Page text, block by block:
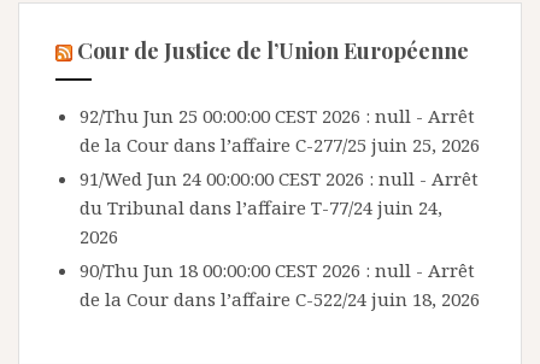
Cour de Justice de l’Union Européenne
92/Thu Jun 25 00:00:00 CEST 2026 : null - Arrêt
de la Cour dans l’affaire C-277/25 juin 25, 2026
91/Wed Jun 24 00:00:00 CEST 2026 : null - Arrêt
du Tribunal dans l’affaire T-77/24 juin 24,
2026
90/Thu Jun 18 00:00:00 CEST 2026 : null - Arrêt
de la Cour dans l’affaire C-522/24 juin 18, 2026